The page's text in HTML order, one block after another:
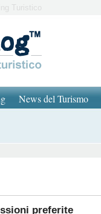
Turistico
News del Turismo
preferite